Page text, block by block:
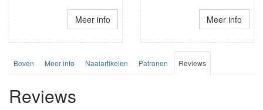
Meer info Meer info
Boven Meer info Naaiartikelen Patronen Reviews
Reviews